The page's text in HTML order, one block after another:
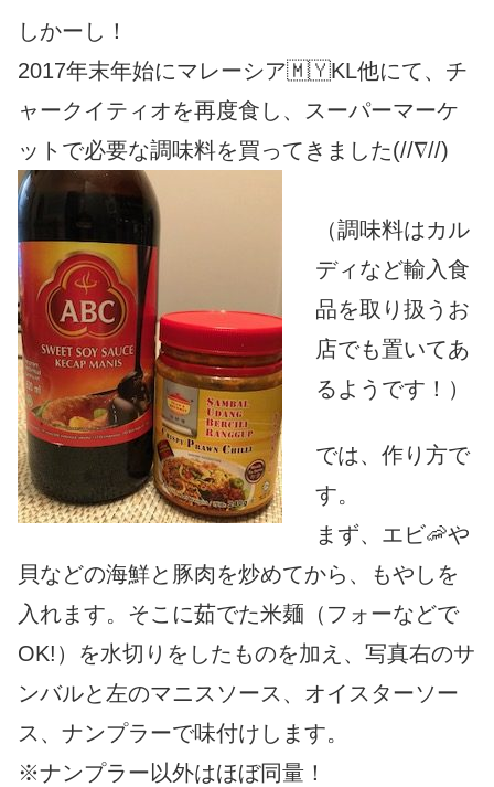
しかーし！
2017年末年始にマレーシア🇲🇾KL他にて、 チ
ャークイティオを再度食し、
スーパーマーケ
ットで必要な調味料を買ってきました(//∇//)
（調味料はカル
ディなど輸入食
品を取り扱うお
店でも置いてあ
るよう です！）
では、作り方で
す。
まず、エビ🦐や
貝などの海鮮と豚肉を炒めてから、
もやしを
入れます。そこに茹でた米麺（フォーなどで
OK!） を水切りをしたものを加え、 写真右のサ
ンバルと左のマニスソース、オイスターソー
ス、 ナンプラーで味付けします。
※ナンプラー以外はほぼ同量！